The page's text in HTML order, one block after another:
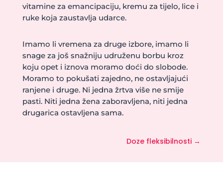
vitamine za emancipaciju, kremu za tijelo, lice i
ruke koja zaustavlja udarce.
Imamo li vremena za druge izbore, imamo li
snage za još snažniju udruženu borbu kroz
koju opet i iznova moramo doći do slobode.
Moramo to pokušati zajedno, ne ostavljajući
ranjene i druge. Ni jedna žrtva više ne smije
pasti. Niti jedna žena zaboravljena, niti jedna
drugarica ostavljena sama.
Doze fleksibilnosti →